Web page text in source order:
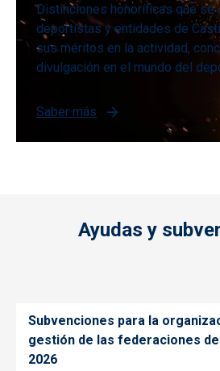
Distinciones honoríficas que se
deportistas y entidades de
sus méritos en la actividad,
divulgación en el mundo del
Saber más
Ayudas y
Subvenciones para la
gestión de las federaciones
2026